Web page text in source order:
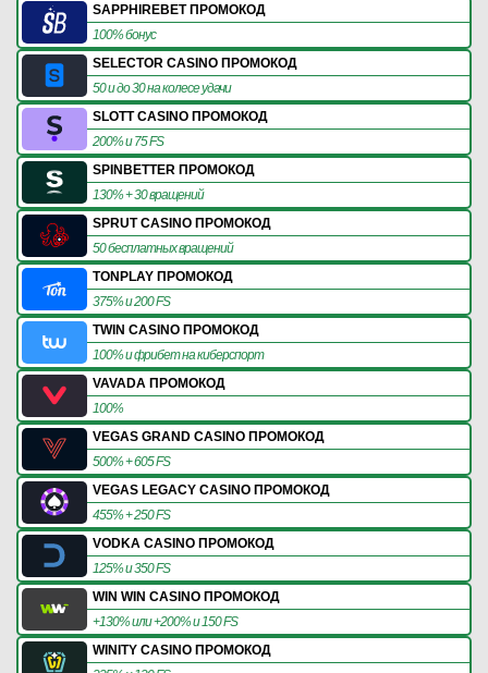
SAPPHIREBET ПРОМОКОД
100% бонус
SELECTOR CASINO ПРОМОКОД
50 и до 30 на колесе удачи
SLOTT CASINO ПРОМОКОД
200% и 75 FS
SPINBETTER ПРОМОКОД
130% + 30 вращений
SPRUT CASINO ПРОМОКОД
50 бесплатных вращений
TONPLAY ПРОМОКОД
375% и 200 FS
TWIN CASINO ПРОМОКОД
100% и фрибет на киберспорт
VAVADA ПРОМОКОД
100%
VEGAS GRAND CASINO ПРОМОКОД
500% + 605 FS
VEGAS LEGACY CASINO ПРОМОКОД
455% + 250 FS
VODKA CASINO ПРОМОКОД
125% и 350 FS
WIN WIN CASINO ПРОМОКОД
+130% или +200% и 150 FS
WINITY CASINO ПРОМОКОД